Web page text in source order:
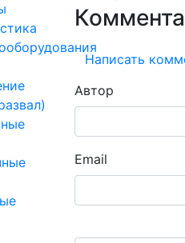
Написать
Автор
Email